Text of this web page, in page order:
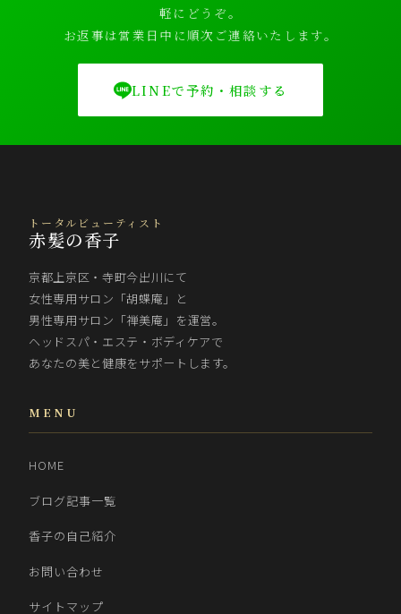
軽にどうぞ。
お返事は営業日中に順次ご連絡いたします。
LINEで予約・相談する
トータルビューティスト
赤髪の香子
京都上京区・寺町今出川にて
女性専用サロン「胡蝶庵」と
男性専用サロン「禅美庵」を運営。
ヘッドスパ・エステ・ボディケアで
あなたの美と健康をサポートします。
MENU
HOME
ブログ記事一覧
香子の自己紹介
お問い合わせ
サイトマップ